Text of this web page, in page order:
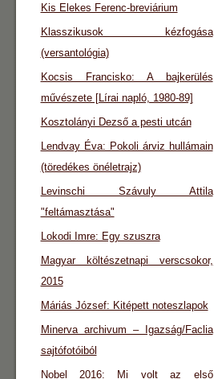
Kis Elekes Ferenc-breviárium
Klasszikusok kézfogása
(versantológia)
Kocsis Francisko: A bajkerülés
művészete [Lírai napló, 1980-89]
Kosztolányi Dezső a pesti utcán
Lendvay Éva: Pokoli árviz hullámain
(töredékes önéletrajz)
Levinschi Szávuly Attila
"feltámasztása"
Lokodi Imre: Egy szuszra
Magyar költészetnapi verscsokor,
2015
Máriás József: Kitépett noteszlapok
Minerva archivum – Igazság/Faclia
sajtófotóiból
Nobel 2016: Mi volt az első